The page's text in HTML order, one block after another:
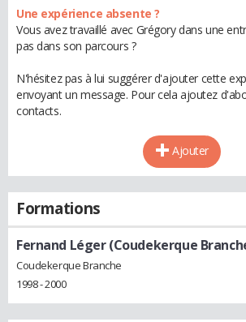
Une expérience absente ?
Vous avez travaillé avec Grégory dans une
pas dans son parcours ?
N'hésitez pas à lui suggérer d'ajouter cette
envoyant un message. Pour cela ajoutez
contacts.
Ajouter
Formations
Fernand Léger (Coudekerque
Coudekerque Branche
1998 - 2000